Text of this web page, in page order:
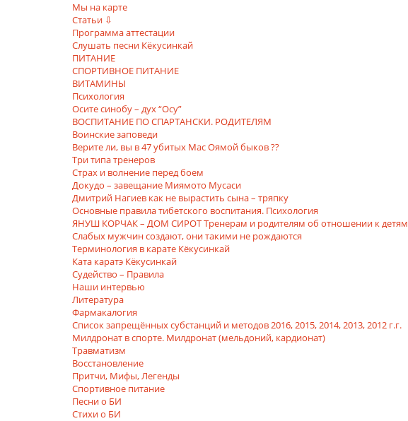
Мы на карте
Статьи ⇩
Программа аттестации
Слушать песни Кёкусинкай
ПИТАНИЕ
СПОРТИВНОЕ ПИТАНИЕ
ВИТАМИНЫ
Психология
Осите синобу – дух “Осу”
ВОСПИТАНИЕ ПО СПАРТАНСКИ. РОДИТЕЛЯМ
Воинские заповеди
Верите ли, вы в 47 убитых Мас Оямой быков ??
Три типа тренеров
Страх и волнение перед боем
Докудо – завещание Миямото Мусаси
Дмитрий Нагиев как не вырастить сына – тряпку
Основные правила тибетского воспитания. Психология
ЯHУШ КОРЧАК – ДОМ СИРОТ Тренерам и родителям об отношении к детям
Слабых мужчин создают, они такими не рождаются
Терминология в карате Кёкусинкай
Ката каратэ Кёкусинкай
Судейство – Правила
Наши интервью
Литература
Фармакалогия
Список запрещённых субстанций и методов 2016, 2015, 2014, 2013, 2012 г.г.
Милдронат в спорте. Милдронат (мельдоний, кардионат)
Травматизм
Восстановление
Притчи, Мифы, Легенды
Спортивное питание
Песни о БИ
Стихи о БИ